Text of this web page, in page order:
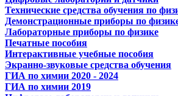
Технические средства обучения по
Демонстрационные приборы по
Лабораторные приборы по физике
Печатные пособия
Интерактивные учебные пособия
Экранно-звуковые средства обучения
ГИА по химии 2020 - 2024
ГИА по химии 2019